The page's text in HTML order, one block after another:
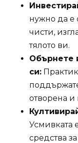
нужно да е
чисти,
тялото ви.
Обърнете
си:
отворена и
Усмивката
средства